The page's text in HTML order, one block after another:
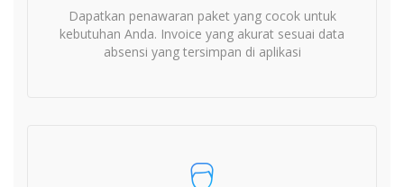
Dapatkan penawaran paket yang cocok untuk
kebutuhan Anda. Invoice yang akurat sesuai data
absensi yang tersimpan di aplikasi